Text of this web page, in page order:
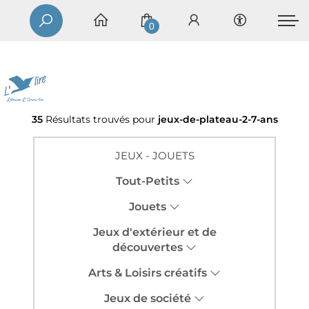
0
35 Résultats trouvés pour jeux-de-plateau-2-7-ans
JEUX - JOUETS
Tout-Petits
Jouets
Jeux d'extérieur et de
découvertes
Arts & Loisirs créatifs
Jeux de société